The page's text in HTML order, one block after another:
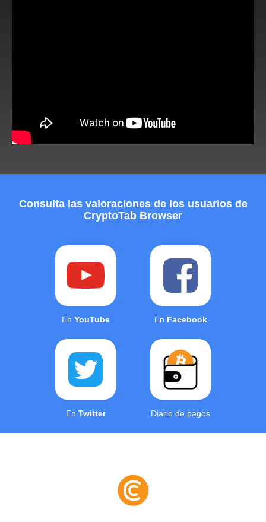
Consulta las valoraciones de los usuarios de
CryptoTab Browser
En YouTube En Facebook
En Twitter Diario de pagos